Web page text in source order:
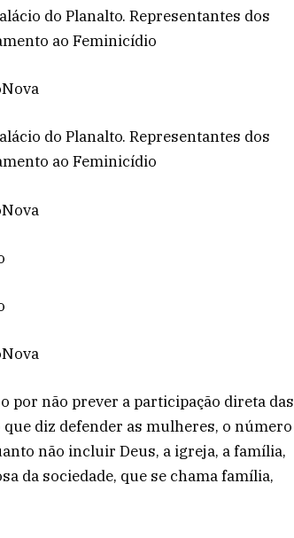
do Planalto. Representantes dos
ao Feminicídio
do Planalto. Representantes dos
ao Feminicídio
por não prever a participação direta das
diz defender as mulheres, o número
não incluir Deus, a igreja, a família,
da sociedade, que se chama família,